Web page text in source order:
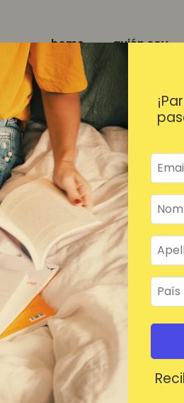
home quién soy
¡HOLA!
Mantenerme conectado
Acceder